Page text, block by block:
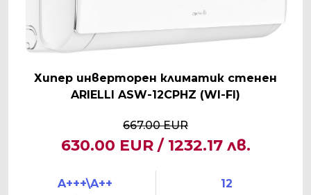
Хипер инверторен климатик стенен
ARIELLI ASW-12CPHZ (WI-FI)
667.00 EUR
630.00 EUR / 1232.17 лв.
A+++\A++
12